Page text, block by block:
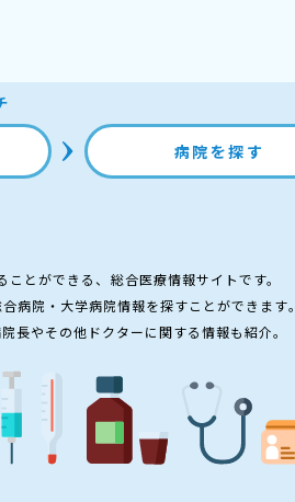
病院を探す
とができる、総合医療情報サイトです。
病院・大学病院情報を探すことができます。
長やその他ドクターに関する情報も紹介。